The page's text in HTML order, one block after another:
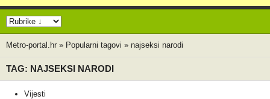
Metro-portal.hr » Popularni tagovi » najseksi narodi
TAG: NAJSEKSI NARODI
Vijesti